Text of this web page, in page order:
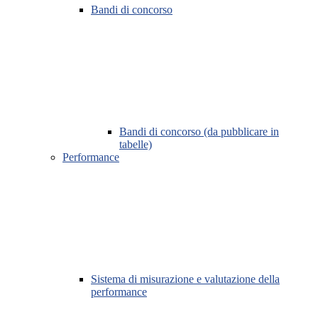
Bandi di concorso
Bandi di concorso (da pubblicare in
tabelle)
Performance
Sistema di misurazione e valutazione della
performance